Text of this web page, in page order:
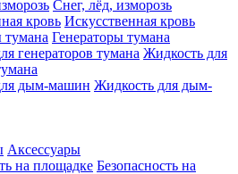
Снег, лёд, изморозь
Искусственная кровь
Генераторы тумана
Жидкость для
Жидкость для дым-
Аксессуары
Безопасность на